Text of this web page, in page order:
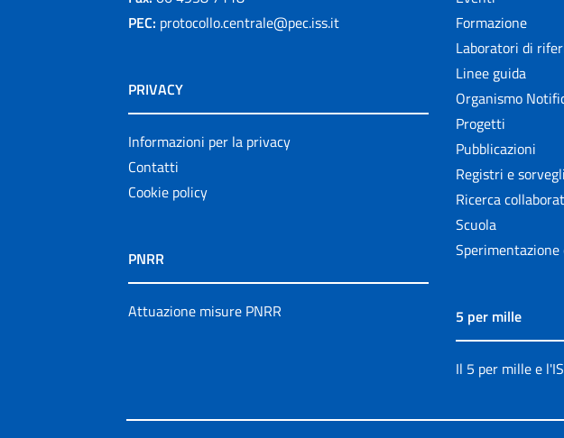
PEC: protocollo.centrale@pec.iss.it
PRIVACY
Informazioni per la privacy
Contatti
Cookie policy
PNRR
Attuazione misure PNRR
Formazione
Laboratori di
Linee guida
Organismo
Progetti
Pubblicazioni
Registri e
Ricerca
Scuola
Sperimentazione
5 per mille
Il 5 per mille e